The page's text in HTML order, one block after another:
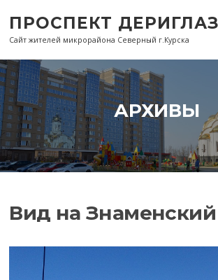
содержанию
ПРОСПЕКТ
Сайт жителей микрорайона Северный г.Курска
АРХИВЫ
Вид на